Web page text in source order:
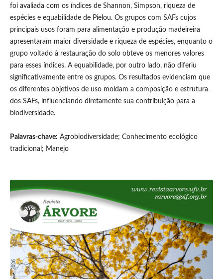
foi avaliada com os índices de Shannon, Simpson, riqueza de
espécies e equabilidade de Pielou. Os grupos com SAFs cujos
principais usos foram para alimentação e produção madeireira
apresentaram maior diversidade e riqueza de espécies, enquanto o
grupo voltado à restauração do solo obteve os menores valores
para esses índices. A equabilidade, por outro lado, não diferiu
significativamente entre os grupos. Os resultados evidenciam que
os diferentes objetivos de uso moldam a composição e estrutura
dos SAFs, influenciando diretamente sua contribuição para a
biodiversidade.
Palavras-chave: Agrobiodiversidade; Conhecimento ecológico
tradicional; Manejo